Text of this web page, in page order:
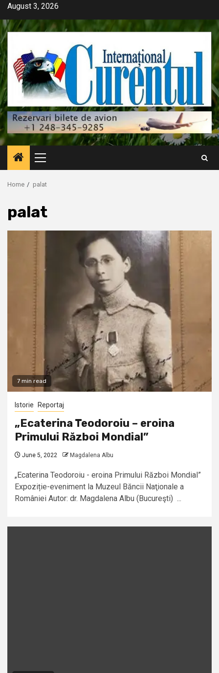
Skip
content
August 3, 2026
Primary
Menu
Home palat
palat
7 min read
Istorie Reportaj
„Ecaterina Teodoroiu – eroina
Primului Război Mondial”
June 5, 2022 Magdalena Albu
„Ecaterina Teodoroiu - eroina Primului Război Mondial”
Expoziție-eveniment la Muzeul Băncii Naţionale a
României Autor: dr. Magdalena Albu (Bucureşti) ...